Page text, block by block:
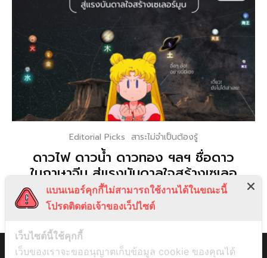
Editorial Picks สาระไม่จำเป็นต้องรู้
ดาวไฟ ดาวน้ำ ดาวทอง ฯลฯ ชื่อดาว
ในภาษาจีน สู่แรงบันดาลใจสร้างเซเลอ
ร์มูน
แบนเนอร์คุกกี้ไม่สามารถใช้งานได้ในขณะนี้
โปรดติดต่อเจ้าของเว็ปไซต์
เว็บไซต์นี้ใช้คุกกี้
เว็บของเราจะขออนุญาตเก็บข้อมูล cookie ของคุณได้